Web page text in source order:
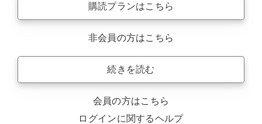
購読プランはこちら
非会員の方はこちら
続きを読む
会員の方はこちら
ログインに関するヘルプ